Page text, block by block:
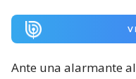
Ante una alarmante